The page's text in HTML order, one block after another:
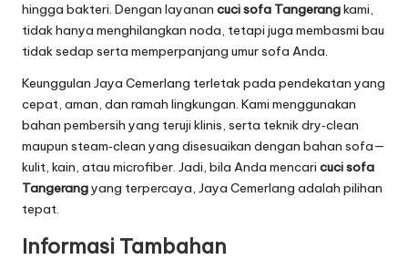
hingga bakteri. Dengan layanan cuci sofa Tangerangkami,
tidak hanya menghilangkan noda, tetapi juga membasmi bau
tidak sedap serta memperpanjang umur sofa Anda.
Keunggulan Jaya Cemerlang terletak pada pendekatan yang
cepat, aman, dan ramah lingkungan. Kami menggunakan
bahan pembersih yang teruji klinis, serta teknik dry‑clean
maupun steam‑clean yang disesuaikan dengan bahan sofa—
kulit, kain, atau microfiber. Jadi, bila Anda mencari cuci sofa
Tangerangyang terpercaya, Jaya Cemerlang adalah pilihan
tepat.
Informasi Tambahan